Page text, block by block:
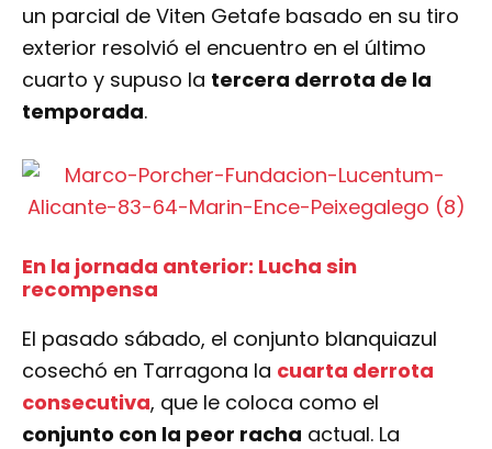
un parcial de Viten Getafe basado en su tiro
exterior resolvió el encuentro en el último
cuarto y supuso la tercera derrota de la
temporada.
En la jornada anterior: Lucha sin
recompensa
El pasado sábado, el conjunto blanquiazul
cosechó en Tarragona la cuarta derrota
consecutiva, que le coloca como el
conjunto con la peor racha actual. La